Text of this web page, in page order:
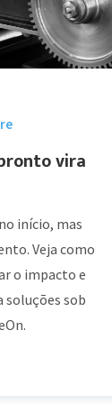
vira
início, mas
Veja como
o impacto e
soluções sob